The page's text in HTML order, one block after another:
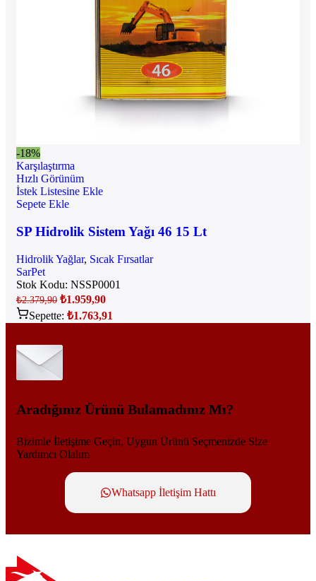
-18%
Karşılaştırma
Hızlı Görünüm
İstek Listesine Ekle
Sepete Ekle
SP Hidrolik Sistem Yağı 46 15 Lt
Hidrolik Yağlar, Sıcak Fırsatlar
SarPet
Stok Kodu: NSSP0001
₺2.379,90 ₺1.959,90
Sepette: ₺1.763,91
Aradığınız Ürünü Bulamadınız Mı?
Bizimle İletişime Geçin, Uygun Ürünü Seçmenizde Size
Yardımcı Olalım
Whatsapp İletişim Hattı